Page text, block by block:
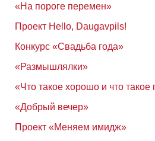
«На пороге перемен»
Проект Hello, Daugavpils!
Конкурс «Свадьба года»
«Размышлялки»
«Что такое хорошо и что такое
«Добрый вечер»
Проект «Меняем имидж»